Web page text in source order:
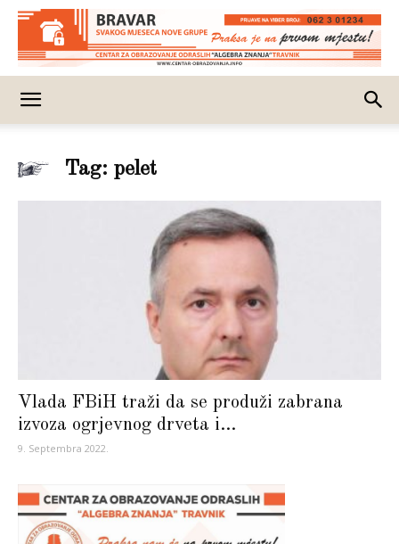
Tag: pelet
Vlada FBiH traži da se produži zabrana
izvoza ogrjevnog drveta i...
9. Septembra 2022.